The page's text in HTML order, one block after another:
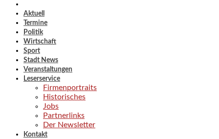
Aktuell
Termine
Politik
Wirtschaft
Sport
Stadt News
Veranstaltungen
Leserservice
Firmenportraits
Historisches
Jobs
Partnerlinks
Der Newsletter
Kontakt